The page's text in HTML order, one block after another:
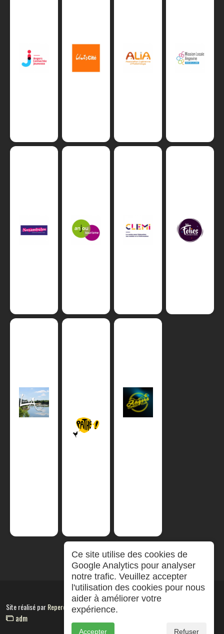
Site réalisé parRepereCom
adm
Ce site utilise des cookies de
Google Analytics pour analyser
notre trafic. Veuillez accepter
l'utilisation des cookies pour nous
aider à améliorer votre
expérience.
Accepter Refuser